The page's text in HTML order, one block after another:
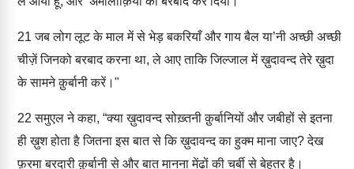
21 जब लोग लूट के माल में से भेड़ बकरियाँ और गाय बैल या’नी अच्छी अच्छी
चीज़ें जिनको बरबाद करना था, ले आए ताकि जिल्जाल में ख़ुदावन्द तेरे ख़ुदा
के सामने क़ुर्बानी करें।"
22 समुएल ने कहा, “क्या ख़ुदावन्द सोख़्तनी क़ुर्बानियों और जबीहों से इतना
ही ख़ुश होता है जितना इस बात से कि ख़ुदावन्द का हुक्म माना जाए? देख
फ़रमा बरदारी क़ुर्बानी से और बात मानना मेंढों की चर्बी से बेहतर है।